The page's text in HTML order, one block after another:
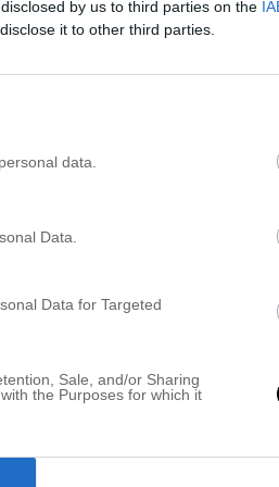
by us to third parties on the
it to other third parties.
data.
Data.
Data for Targeted
Sale, and/or Sharing
the Purposes for which it
MOLIMENTI
huset är så stort
att köpa allt nytt på
så mycket […]